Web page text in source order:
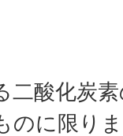
二酸化炭
のに限り